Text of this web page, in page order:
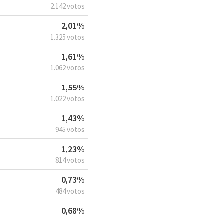
2.142 votos
2,01%
1.325 votos
1,61%
1.062 votos
1,55%
1.022 votos
1,43%
945 votos
1,23%
814 votos
0,73%
484 votos
0,68%